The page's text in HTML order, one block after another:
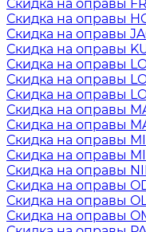
Скидка на оправы
Скидка на оправы
Скидка на оправы
Скидка на оправы
Скидка на оправы
Скидка на оправы
Скидка на оправы
Скидка на оправы
Скидка на оправы
Скидка на оправы
Скидка на оправы
Скидка на оправы
Скидка на оправы
Скидка на оправы
Скидка на оправы